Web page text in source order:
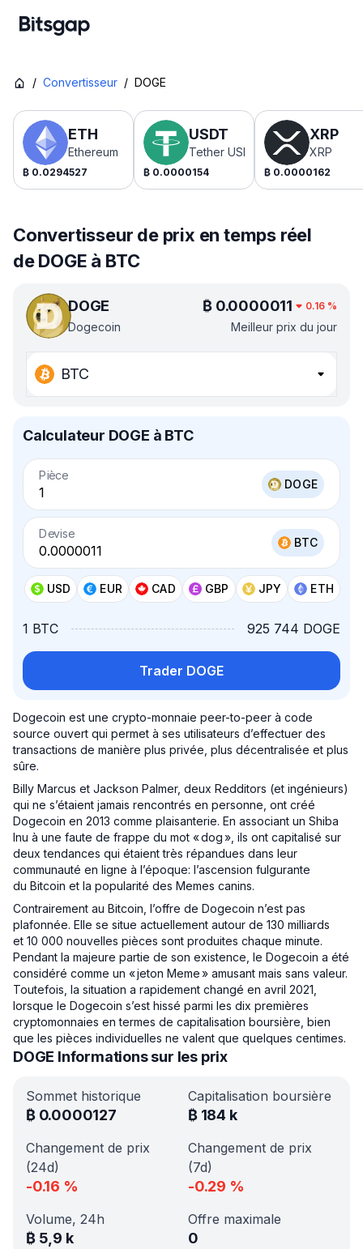
/ Convertisseur / DOGE
ETH
Ethereum
₿ 0.0294527
USDT
Tether USDt
₿ 0.0000154
XRP
XRP
₿ 0.0000162
Convertisseur de prix en temps réel
de DOGE à BTC
DOGE
Dogecoin
₿ 0.0000011 0.16 %
Meilleur prix du jour
BTC
Calculateur DOGE à BTC
Pièce
DOGE
Devise
BTC
USD EUR CAD GBP JPY ETH
1 BTC 925 744 DOGE
Trader DOGE
Dogecoin est une crypto-monnaie peer-to-peer à code
source ouvert qui permet à ses utilisateurs d’effectuer des
transactions de manière plus privée, plus décentralisée et plus
sûre.
Billy Marcus et Jackson Palmer, deux Redditors (et ingénieurs)
qui ne s’étaient jamais rencontrés en personne, ont créé
Dogecoin en 2013 comme plaisanterie. En associant un Shiba
Inu à une faute de frappe du mot « dog », ils ont capitalisé sur
deux tendances qui étaient très répandues dans leur
communauté en ligne à l’époque: l’ascension fulgurante
du Bitcoin et la popularité des Memes canins.
Contrairement au Bitcoin, l’offre de Dogecoin n’est pas
plafonnée. Elle se situe actuellement autour de 130 milliards
et 10 000 nouvelles pièces sont produites chaque minute.
Pendant la majeure partie de son existence, le Dogecoin a été
considéré comme un « jeton Meme » amusant mais sans valeur.
Toutefois, la situation a rapidement changé en avril 2021,
lorsque le Dogecoin s’est hissé parmi les dix premières
cryptomonnaies en termes de capitalisation boursière, bien
que les pièces individuelles ne valent que quelques centimes.
DOGE Informations sur les prix
Sommet historique
₿ 0.0000127
Capitalisation boursière
₿ 184 k
Changement de prix
(24d)
-0.16 %
Changement de prix
(7d)
-0.29 %
Volume, 24h
₿ 5,9 k
Offre maximale
0